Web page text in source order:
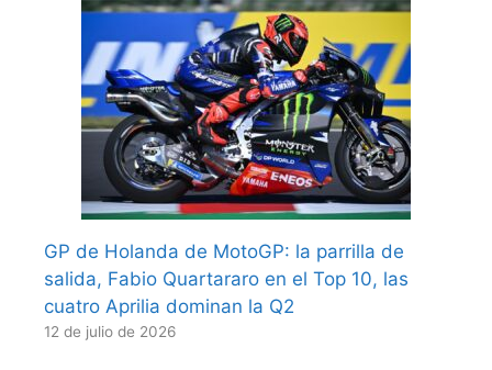
GP de Holanda de MotoGP: la parrilla de
salida, Fabio Quartararo en el Top 10, las
cuatro Aprilia dominan la Q2
12 de julio de 2026